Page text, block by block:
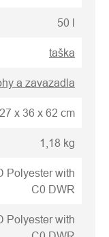
50 l
taška
a zavazadla
27 x 36 x 62 cm
1,18 kg
Polyester with
C0 DWR
Polyester with